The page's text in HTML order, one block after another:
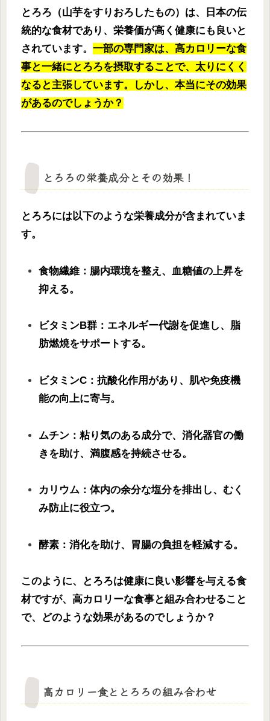
とろろ（山芋をすりおろしたもの）は、日本の伝
統的な食材であり、栄養価が高く健康にも良いと
されています。 一部の専門家は、高カロリーな食
事と一緒にとろろを摂取することで、太りにくく
なると主張しています。しかし、本当にその効果
があるのでしょうか？
とろろの栄養成分とその効果！
とろろには以下のような栄養成分が含まれていま
す。
食物繊維：腸内環境を整え、血糖値の上昇を
抑える。
ビタミンB群：エネルギー代謝を促進し、脂
肪燃焼をサポートする。
ビタミンC：抗酸化作用があり、肌や免疫機
能の向上に寄与。
ムチン：粘り気のある成分で、消化器官の働
きを助け、満腹感を持続させる。
カリウム：体内の余分な塩分を排出し、むく
み防止に役立つ。
酵素：消化を助け、胃腸の負担を軽減する。
このように、とろろは健康に良い影響を与える食
材ですが、高カロリーな食事と組み合わせること
で、どのような効果があるのでしょうか？
高カロリー食ととろろの組み合わせ